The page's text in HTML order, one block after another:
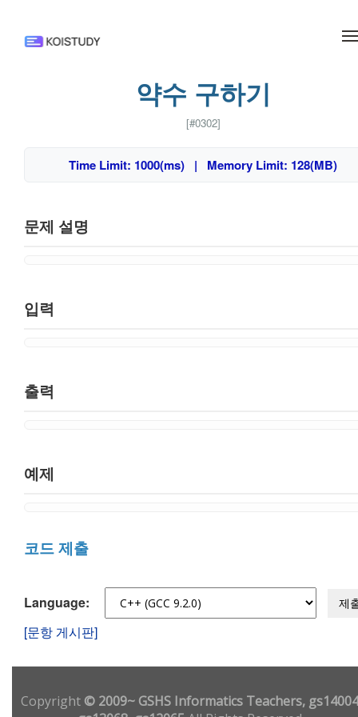
약수 구하기
[#0302]
Time Limit: 1000(ms) | Memory Limit: 128(MB)
문제 설명
입력
출력
예제
코드 제출
Language: 제
[문항 게시판]
Copyright© 2009~ GSHS Informatics Teachers,